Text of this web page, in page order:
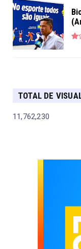
TOTAL DE
11,762,230